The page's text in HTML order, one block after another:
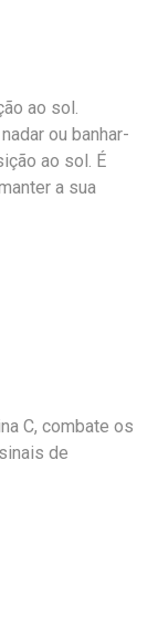
ao sol.
ou banhar-
ao sol. É
a sua
C, combate os
de